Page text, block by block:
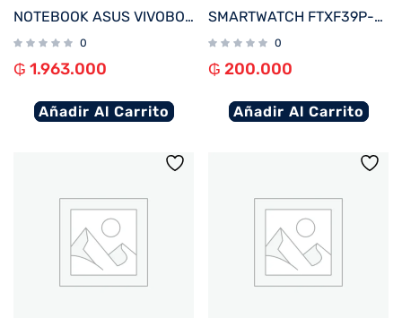
NOTEBOOK ASUS VIVOBOOK GO E510KA-EJ562W CEL 1.1%2F4%2F128EMMC%2FW11H%2F15.6%22FHD%2FNEGRO
0
₲ 1.963.000
Añadir Al Carrito
SMARTWATCH FTXF39P-RGPK 42MM ROSE GOLD%2FROSA ANDROID%2FIOS%2FBT%2FFREC. CARD%2FNOTIFICACIONES
0
₲ 200.000
Añadir Al Carrito